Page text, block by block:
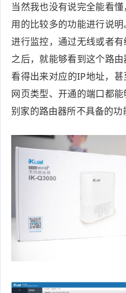
当然我也没有说完全能看
用的比较多的功能进行说
进行监控，通过无线或者
之后，就能够看到这个路
看得出来对应的IP地址，
网页类型、开通的端口都
别家的路由器所不具备的功